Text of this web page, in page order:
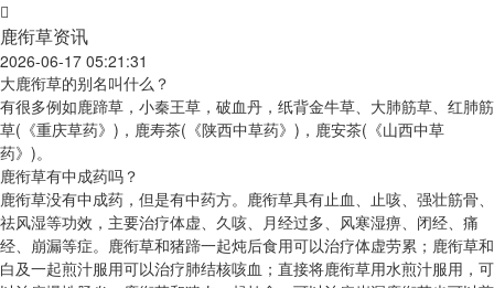
鹿衔草资讯
2026-06-17 05:21:31
大鹿衔草的别名叫什么？
有很多例如鹿蹄草，小秦王草，破血丹，纸背金牛草、大肺筋草、红肺筋
草(《重庆草药》)，鹿寿茶(《陕西中草药》)，鹿安茶(《山西中草
药》)。
鹿衔草有中成药吗？
鹿衔草没有中成药，但是有中药方。鹿衔草具有止血、止咳、强壮筋骨、
祛风湿等功效，主要治疗体虚、久咳、月经过多、风寒湿痹、闭经、痛
经、崩漏等症。鹿衔草和猪蹄一起炖后食用可以治疗体虚劳累；鹿衔草和
白及一起煎汁服用可以治疗肺结核咳血；直接将鹿衔草用水煎汁服用，可